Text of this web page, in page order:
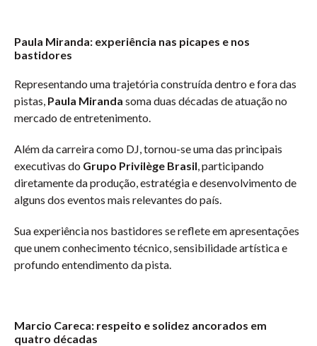
Paula Miranda: experiência nas picapes e nos
bastidores
Representando uma trajetória construída dentro e fora das
pistas, Paula Miranda soma duas décadas de atuação no
mercado de entretenimento.
Além da carreira como DJ, tornou-se uma das principais
executivas do Grupo Privilège Brasil, participando
diretamente da produção, estratégia e desenvolvimento de
alguns dos eventos mais relevantes do país.
Sua experiência nos bastidores se reflete em apresentações
que unem conhecimento técnico, sensibilidade artística e
profundo entendimento da pista.
Marcio Careca: respeito e solidez ancorados em
quatro décadas